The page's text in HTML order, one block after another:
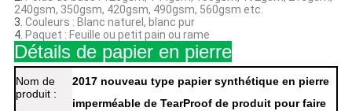
240gsm, 350gsm, 420gsm, 490gsm, 560gsm etc.
3. Couleurs : Blanc naturel, blanc pur
4. Paquet : Feuille ou petit pain ou rame
Détails de papier en pierre
Nom de
produit :
2017 nouveau type papier synthétique en pierre
imperméable de TearProof de produit pour faire